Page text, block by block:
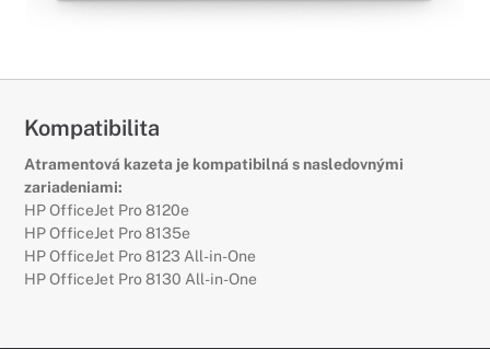
Kompatibilita
Atramentová kazeta je kompatibilná s nasledovnými
zariadeniami:
HP OfficeJet Pro 8120e
HP OfficeJet Pro 8135e
HP OfficeJet Pro 8123 All-in-One
HP OfficeJet Pro 8130 All-in-One